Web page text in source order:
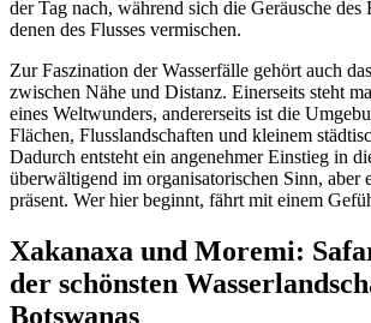
der Tag nach, während sich die Geräusche des
denen des Flusses vermischen.
Zur Faszination der Wasserfälle gehört auch
zwischen Nähe und Distanz. Einerseits steht
eines Weltwunders, andererseits ist die
Flächen, Flusslandschaften und kleinem
Dadurch entsteht ein angenehmer Einstieg in
überwältigend im organisatorischen Sinn, aber
präsent. Wer hier beginnt, fährt mit einem
Xakanaxa und Moremi:
der schönsten
Botswanas